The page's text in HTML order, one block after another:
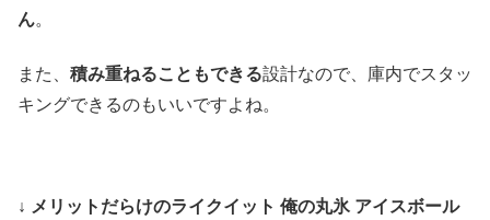
ん。
また、 積み重ねることもできる設計なので、庫内でスタッ
キングできるのもいいですよね。
↓ メリットだらけのライクイット 俺の丸氷 アイスボール